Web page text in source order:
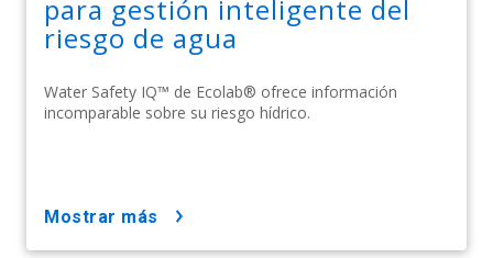
para gestión inteligente del
riesgo de agua
Water Safety IQ™ de Ecolab® ofrece información
incomparable sobre su riesgo hídrico.
mostrar más